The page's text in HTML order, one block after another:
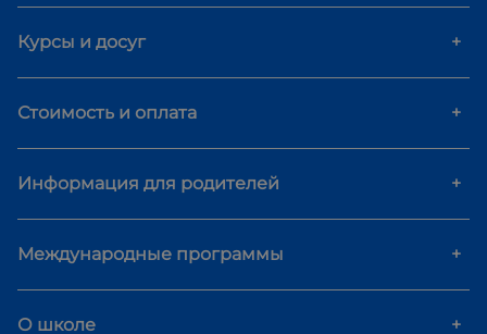
Курсы и досуг +
Стоимость и оплата +
Информация для родителей +
Международные программы +
О школе +